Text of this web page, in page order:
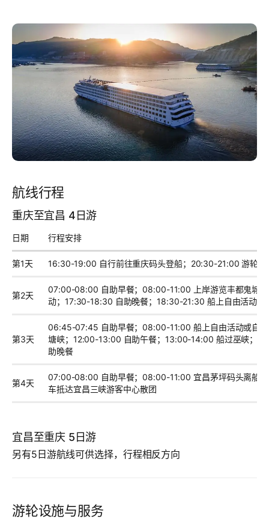
航线行程
重庆至宜昌 4日游
日期 行程安排
第1天 16:30-19:00 自行前往重庆码头登船；20:30-21:00 游轮安
第2天
07:00-08:00 自助早餐；08:00-11:00 上岸游览丰都鬼城
动；17:30-18:30 自助晚餐；18:30-21:30 船上自由活动
第3天
06:45-07:45 自助早餐；08:00-11:00 船上自由活动或自
塘峡；12:00-13:00 自助午餐；13:00-14:00 船过巫峡；
助晚餐
第4天
07:00-08:00 自助早餐；08:00-11:00 宜昌茅坪码头离船
车抵达宜昌三峡游客中心散团
宜昌至重庆 5日游
另有5日游航线可供选择，行程相反方向
游轮设施与服务